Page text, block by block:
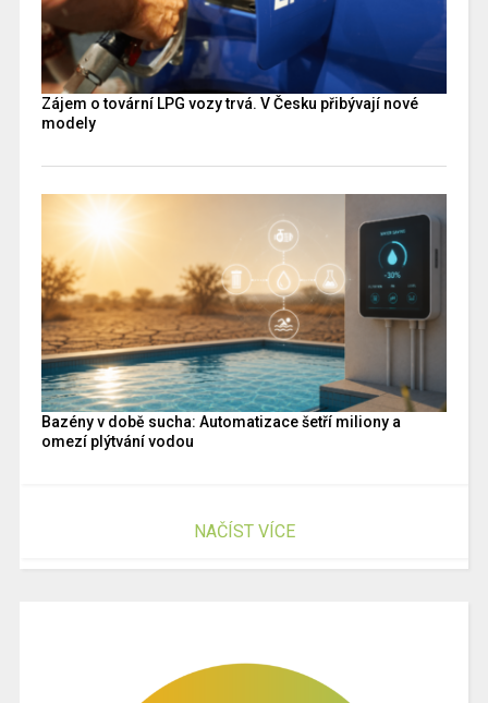
Zájem o tovární LPG vozy trvá. V Česku přibývají nové
modely
Bazény v době sucha: Automatizace šetří miliony a
omezí plýtvání vodou
NAČÍST VÍCE